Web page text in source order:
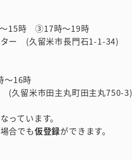
③17時～19時
(久留米市長門石1-1-34)
時
米市田主丸町田主丸750-3)
っています。
合でも仮登録ができます。